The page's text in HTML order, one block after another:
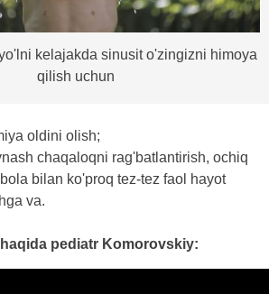
kelajakda sinusit o'zingizni himoya
qilish uchun
oldini olish;
chaqaloqni rag'batlantirish, ochiq
bilan ko'proq tez-tez faol hayot
va.
pediatr Komorovskiy: